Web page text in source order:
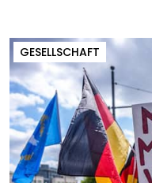
GESELLSCHAFT